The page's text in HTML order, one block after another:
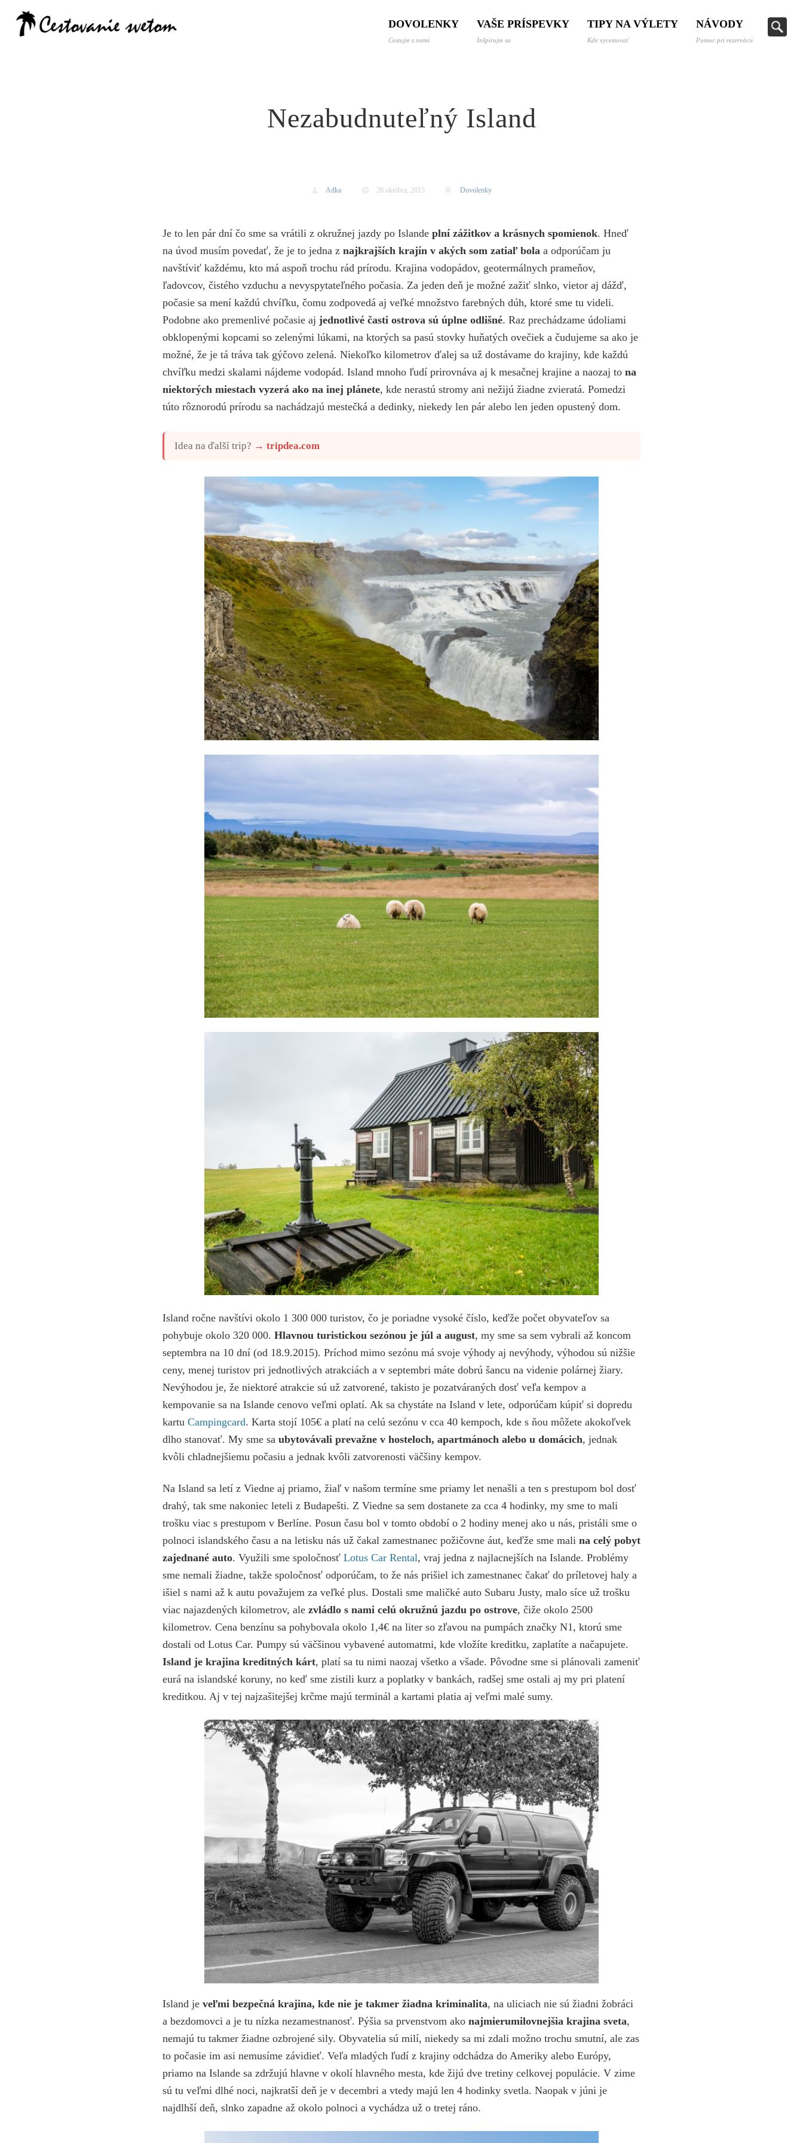
DOVOLENKY
Cestujte s nami
VAŠE PRÍSPEVKY
Inšpirujte sa
TIPY NA VÝLETY
Kde vycestovať
NÁVODY
Pomoc pri rezervácii
Nezabudnuteľný Island
Adka 20 októbra, 2015 Dovolenky
Je to len pár dní čo sme sa vrátili z okružnej jazdy po Islande plní zážitkov a krásnych spomienok. Hneď
na úvod musím povedať, že je to jedna z najkrajších krajín v akých som zatiaľ bola a odporúčam ju
navštíviť každému, kto má aspoň trochu rád prírodu. Krajina vodopádov, geotermálnych prameňov,
ľadovcov, čistého vzduchu a nevyspytateľného počasia. Za jeden deň je možné zažiť slnko, vietor aj dážď,
počasie sa mení každú chvíľku, čomu zodpovedá aj veľké množstvo farebných dúh, ktoré sme tu videli.
Podobne ako premenlivé počasie aj jednotlivé časti ostrova sú úplne odlišné. Raz prechádzame údoliami
obklopenými kopcami so zelenými lúkami, na ktorých sa pasú stovky huňatých ovečiek a čudujeme sa ako je
možné, že je tá tráva tak gýčovo zelená. Niekoľko kilometrov ďalej sa už dostávame do krajiny, kde každú
chvíľku medzi skalami nájdeme vodopád. Island mnoho ľudí prirovnáva aj k mesačnej krajine a naozaj to na
niektorých miestach vyzerá ako na inej plánete, kde nerastú stromy ani nežijú žiadne zvieratá. Pomedzi
túto rôznorodú prírodu sa nachádzajú mestečká a dedinky, niekedy len pár alebo len jeden opustený dom.
Idea na ďalší trip? → tripdea.com
Island ročne navštívi okolo 1 300 000 turistov, čo je poriadne vysoké číslo, keďže počet obyvateľov sa
pohybuje okolo 320 000. Hlavnou turistickou sezónou je júl a august, my sme sa sem vybrali až koncom
septembra na 10 dní (od 18.9.2015). Príchod mimo sezónu má svoje výhody aj nevýhody, výhodou sú nižšie
ceny, menej turistov pri jednotlivých atrakciách a v septembri máte dobrú šancu na videnie polárnej žiary.
Nevýhodou je, že niektoré atrakcie sú už zatvorené, takisto je pozatváraných dosť veľa kempov a
kempovanie sa na Islande cenovo veľmi oplatí. Ak sa chystáte na Island v lete, odporúčam kúpiť si dopredu
kartu Campingcard. Karta stojí 105€ a platí na celú sezónu v cca 40 kempoch, kde s ňou môžete akokoľvek
dlho stanovať. My sme sa ubytovávali prevažne v hosteloch, apartmánoch alebo u domácich, jednak
kvôli chladnejšiemu počasiu a jednak kvôli zatvorenosti väčšiny kempov.
Na Island sa letí z Viedne aj priamo, žiaľ v našom termíne sme priamy let nenašli a ten s prestupom bol dosť
drahý, tak sme nakoniec leteli z Budapešti. Z Viedne sa sem dostanete za cca 4 hodinky, my sme to mali
trošku viac s prestupom v Berlíne. Posun času bol v tomto období o 2 hodiny menej ako u nás, pristáli sme o
polnoci islandského času a na letisku nás už čakal zamestnanec požičovne áut, keďže sme mali na celý pobyt
zajednané auto. Využili sme spoločnosť Lotus Car Rental, vraj jedna z najlacnejších na Islande. Problémy
sme nemali žiadne, takže spoločnosť odporúčam, to že nás prišiel ich zamestnanec čakať do príletovej haly a
išiel s nami až k autu považujem za veľké plus. Dostali sme maličké auto Subaru Justy, malo síce už trošku
viac najazdených kilometrov, ale zvládlo s nami celú okružnú jazdu po ostrove, čiže okolo 2500
kilometrov. Cena benzínu sa pohybovala okolo 1,4€ na liter so zľavou na pumpách značky N1, ktorú sme
dostali od Lotus Car. Pumpy sú väčšinou vybavené automatmi, kde vložíte kreditku, zaplatíte a načapujete.
Island je krajina kreditných kárt, platí sa tu nimi naozaj všetko a všade. Pôvodne sme si plánovali zameniť
eurá na islandské koruny, no keď sme zistili kurz a poplatky v bankách, radšej sme ostali aj my pri platení
kreditkou. Aj v tej najzašitejšej krčme majú terminál a kartami platia aj veľmi malé sumy.
Island je veľmi bezpečná krajina, kde nie je takmer žiadna kriminalita, na uliciach nie sú žiadni žobráci
a bezdomovci a je tu nízka nezamestnanosť. Pýšia sa prvenstvom ako najmierumilovnejšia krajina sveta,
nemajú tu takmer žiadne ozbrojené sily. Obyvatelia sú milí, niekedy sa mi zdali možno trochu smutní, ale zas
to počasie im asi nemusíme závidieť. Veľa mladých ľudí z krajiny odchádza do Ameriky alebo Európy,
priamo na Islande sa zdržujú hlavne v okolí hlavného mesta, kde žijú dve tretiny celkovej populácie. V zime
sú tu veľmi dlhé noci, najkratší deň je v decembri a vtedy majú len 4 hodinky svetla. Naopak v júni je
najdlhší deň, slnko zapadne až okolo polnoci a vychádza už o tretej ráno.